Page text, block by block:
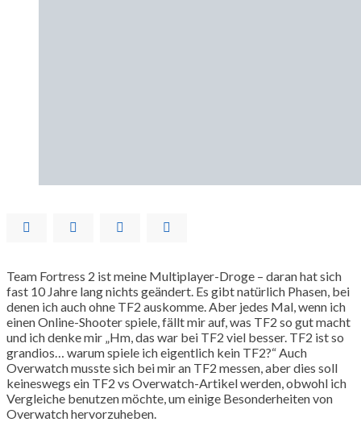
Team Fortress 2 ist meine Multiplayer-Droge – daran hat sich
fast 10 Jahre lang nichts geändert. Es gibt natürlich Phasen, bei
denen ich auch ohne TF2 auskomme. Aber jedes Mal, wenn ich
einen Online-Shooter spiele, fällt mir auf, was TF2 so gut macht
und ich denke mir „Hm, das war bei TF2 viel besser. TF2 ist so
grandios… warum spiele ich eigentlich kein TF2?“ Auch
Overwatch musste sich bei mir an TF2 messen, aber dies soll
keineswegs ein TF2 vs Overwatch-Artikel werden, obwohl ich
Vergleiche benutzen möchte, um einige Besonderheiten von
Overwatch hervorzuheben.